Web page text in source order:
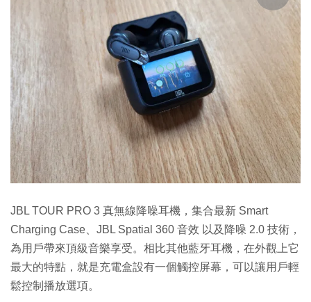
JBL TOUR PRO 3 真無線降噪耳機，集合最新 Smart
Charging Case、JBL Spatial 360 音效 以及降噪 2.0 技術，
為用戶帶來頂級音樂享受。相比其他藍牙耳機，在外觀上它
最大的特點，就是充電盒設有一個觸控屏幕，可以讓用戶輕
鬆控制播放選項。